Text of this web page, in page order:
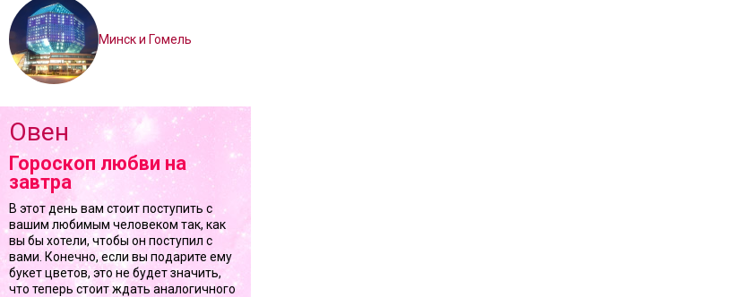
Минск и Гомель
Овен
Гороскоп любви на
завтра
В этот день вам стоит поступить с
вашим любимым человеком так, как
вы бы хотели, чтобы он поступил с
вами. Конечно, если вы подарите ему
букет цветов, это не будет значить,
что теперь стоит ждать аналогичного